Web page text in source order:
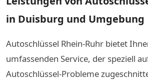
in Duisburg und Umgebung
Autoschlüssel Rhein-Ruhr bietet
umfassenden Service, der speziell
Autoschlüssel-Probleme